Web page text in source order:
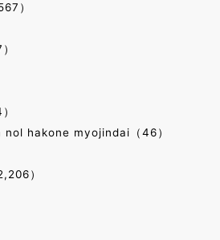
）
nol hakone myojindai（46）
）